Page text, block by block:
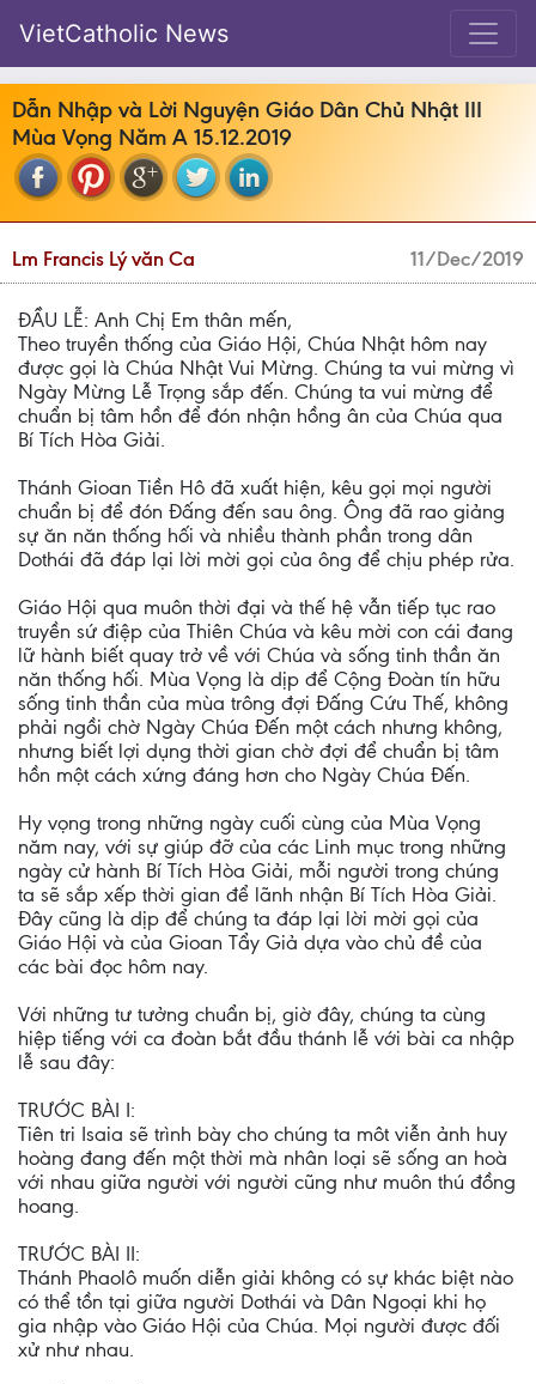
VietCatholic News
Dẫn Nhập và Lời Nguyện Giáo Dân Chủ Nhật III
Mùa Vọng Năm A 15.12.2019
Lm Francis Lý văn Ca 11/Dec/2019
ĐẦU LỄ: Anh Chị Em thân mến,
Theo truyền thống của Giáo Hội, Chúa Nhật hôm nay
được gọi là Chúa Nhật Vui Mừng. Chúng ta vui mừng vì
Ngày Mừng Lễ Trọng sắp đến. Chúng ta vui mừng để
chuẩn bị tâm hồn để đón nhận hồng ân của Chúa qua
Bí Tích Hòa Giải.
Thánh Gioan Tiền Hô đã xuất hiện, kêu gọi mọi người
chuẩn bị để đón Đấng đến sau ông. Ông đã rao giảng
sự ăn năn thống hối và nhiều thành phần trong dân
Dothái đã đáp lại lời mời gọi của ông để chịu phép rửa.
Giáo Hội qua muôn thời đại và thế hệ vẫn tiếp tục rao
truyền sứ điệp của Thiên Chúa và kêu mời con cái đang
lữ hành biết quay trở về với Chúa và sống tinh thần ăn
năn thống hối. Mùa Vọng là dịp để Cộng Đoàn tín hữu
sống tinh thần của mùa trông đợi Đấng Cứu Thế, không
phải ngồi chờ Ngày Chúa Đến một cách nhưng không,
nhưng biết lợi dụng thời gian chờ đợi để chuẩn bị tâm
hồn một cách xứng đáng hơn cho Ngày Chúa Đến.
Hy vọng trong những ngày cuối cùng của Mùa Vọng
năm nay, với sự giúp đỡ của các Linh mục trong những
ngày cử hành Bí Tích Hòa Giải, mỗi người trong chúng
ta sẽ sắp xếp thời gian để lãnh nhận Bí Tích Hòa Giải.
Đây cũng là dịp để chúng ta đáp lại lời mời gọi của
Giáo Hội và của Gioan Tẩy Giả dựa vào chủ đề của
các bài đọc hôm nay.
Với những tư tưởng chuẩn bị, giờ đây, chúng ta cùng
hiệp tiếng với ca đoàn bắt đầu thánh lễ với bài ca nhập
lễ sau đây:
TRƯỚC BÀI I:
Tiên tri Isaia sẽ trình bày cho chúng ta môt viễn ảnh huy
hoàng đang đến một thời mà nhân loại sẽ sống an hoà
với nhau giữa người với người cũng như muôn thú đồng
hoang.
TRƯỚC BÀI II:
Thánh Phaolô muốn diễn giải không có sự khác biệt nào
có thể tồn tại giữa người Dothái và Dân Ngoại khi họ
gia nhập vào Giáo Hội của Chúa. Mọi người được đối
xử như nhau.